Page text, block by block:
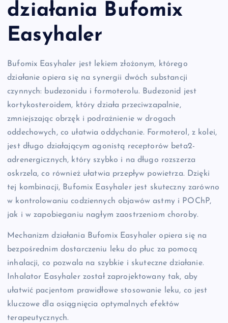
działania Bufomix
Easyhaler
Bufomix Easyhaler jest lekiem złożonym, którego
działanie opiera się na synergii dwóch substancji
czynnych: budezonidu i formoterolu. Budezonid jest
kortykosteroidem, który działa przeciwzapalnie,
zmniejszając obrzęk i podrażnienie w drogach
oddechowych, co ułatwia oddychanie. Formoterol, z kolei,
jest długo działającym agonistą receptorów beta2-
adrenergicznych, który szybko i na długo rozszerza
oskrzela, co również ułatwia przepływ powietrza. Dzięki
tej kombinacji, Bufomix Easyhaler jest skuteczny zarówno
w kontrolowaniu codziennych objawów astmy i POChP,
jak i w zapobieganiu nagłym zaostrzeniom choroby.
Mechanizm działania Bufomix Easyhaler opiera się na
bezpośrednim dostarczeniu leku do płuc za pomocą
inhalacji, co pozwala na szybkie i skuteczne działanie.
Inhalator Easyhaler został zaprojektowany tak, aby
ułatwić pacjentom prawidłowe stosowanie leku, co jest
kluczowe dla osiągnięcia optymalnych efektów
terapeutycznych.